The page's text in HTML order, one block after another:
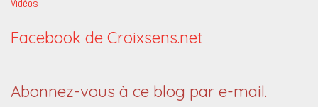
Vidéos
Facebook de Croixsens.net
Abonnez-vous à ce blog par e-mail.